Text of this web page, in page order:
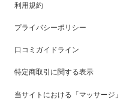
利用規約
プライバシーポリシー
口コミガイドライン
特定商取引に関する表示
当サイトにおける「マッサージ